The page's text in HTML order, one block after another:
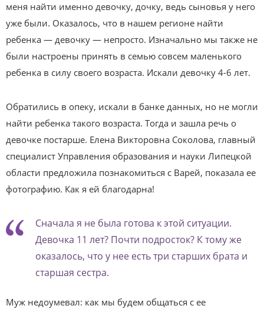
меня найти именно девочку, дочку, ведь сыновья у него
уже были. Оказалось, что в нашем регионе найти
ребенка — девочку — непросто. Изначально мы также не
были настроены принять в семью совсем маленького
ребенка в силу своего возраста. Искали девочку 4-6 лет.
Обратились в опеку, искали в банке данных, но не могли
найти ребенка такого возраста. Тогда и зашла речь о
девочке постарше. Елена Викторовна Соколова, главный
специалист Управления образования и науки Липецкой
области предложила познакомиться с Варей, показала ее
фотографию. Как я ей благодарна!
Сначала я не была готова к этой ситуации.
Девочка 11 лет? Почти подросток? К тому же
оказалось, что у нее есть три старших брата и
старшая сестра.
Муж недоумевал: как мы будем общаться с ее